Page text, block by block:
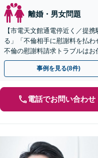
離婚・男女問題
【市電天文館通電停近く／提
る」「不倫相手に慰謝料を払
不倫の慰謝料請求トラブルはお
を目指しています。【夜間・休
事例を見る(8件)
電話でお問い合わせ